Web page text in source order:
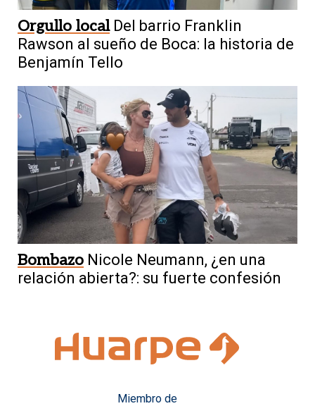
Orgullo local Del barrio Franklin
Rawson al sueño de Boca: la historia de
Benjamín Tello
Bombazo Nicole Neumann, ¿en una
relación abierta?: su fuerte confesión
Miembro de